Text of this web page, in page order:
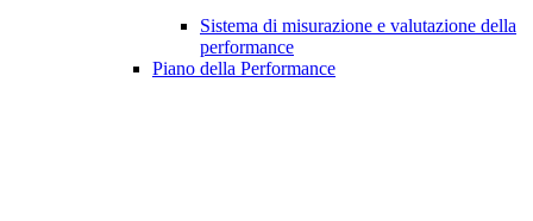
Sistema di misurazione e valutazione della
performance
Piano della Performance